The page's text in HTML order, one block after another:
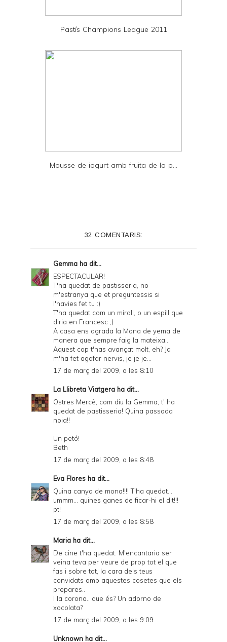
Pastís Champions League 2011
Mousse de iogurt amb fruita de la p...
32 COMENTARIS:
Gemma ha dit...
ESPECTACULAR!
T'ha quedat de pastisseria, no
m'estranya que et preguntessis si
l'havies fet tu :)
T'ha quedat com un mirall, o un espill que
diria en Francesc ;)
A casa ens agrada la Mona de yema de
manera que sempre faig la mateixa...
Aquest cop t'has avançat molt, eh? Ja
m'ha fet agafar nervis, je je je...
17 de març del 2009, a les 8:10
La Llibreta Viatgera ha dit...
Ostres Mercè, com diu la Gemma, t' ha
quedat de pastisseria! Quina passada
noia!!
Un petó!
Beth
17 de març del 2009, a les 8:48
Eva Flores ha dit...
Quina canya de mona!!!! T'ha quedat...
ummm... quines ganes de ficar-hi el dit!!!
pt!
17 de març del 2009, a les 8:58
Maria ha dit...
De cine t'ha quedat. M'encantaria ser
veina teva per veure de prop tot el que
fas i sobre tot, la cara dels teus
convidats amb aquestes cosetes que els
prepares..
I la corona.. que és? Un adorno de
xocolata?
17 de març del 2009, a les 9:09
Unknown ha dit...